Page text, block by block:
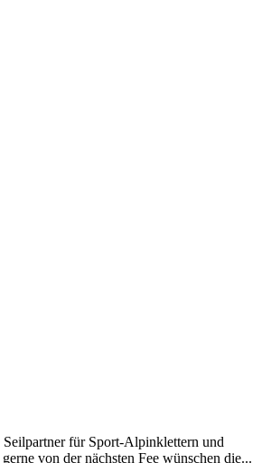
Seilpartner für Sport-Alpinklettern und
von der nächsten Fee wünschen die...